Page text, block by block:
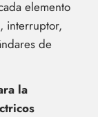
elemento
interruptor,
de
la